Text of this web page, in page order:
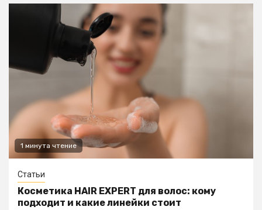
1 минута чтение
Статьи
Косметика HAIR EXPERT для волос: кому
подходит и какие линейки стоит